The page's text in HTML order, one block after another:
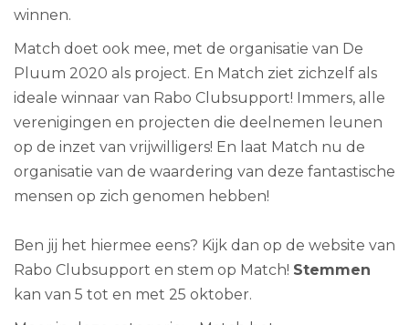
winnen.
Match doet ook mee, met de organisatie van De
Pluum 2020 als project. En Match ziet zichzelf als
ideale winnaar van Rabo Clubsupport! Immers, alle
verenigingen en projecten die deelnemen leunen
op de inzet van vrijwilligers! En laat Match nu de
organisatie van de waardering van deze fantastische
mensen op zich genomen hebben!
Ben jij het hiermee eens? Kijk dan op de website van
Rabo Clubsupport en stem op Match! Stemmen
kan van 5 tot en met 25 oktober.